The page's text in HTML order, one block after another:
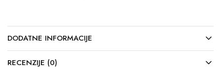
DODATNE INFORMACIJE
RECENZIJE (0)